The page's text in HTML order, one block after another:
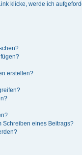
klicke, werde ich
erstellen?
Schreiben eines Beitrags?